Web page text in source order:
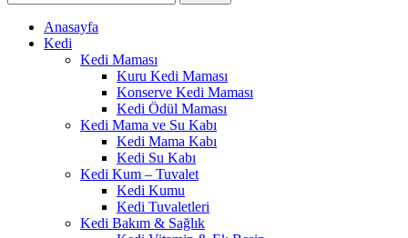
Anasayfa
Kedi
Kedi Maması
Kuru Kedi Maması
Konserve Kedi Maması
Kedi Ödül Maması
Kedi Mama ve Su Kabı
Kedi Mama Kabı
Kedi Su Kabı
Kedi Kum – Tuvalet
Kedi Kumu
Kedi Tuvaletleri
Kedi Bakım & Sağlık